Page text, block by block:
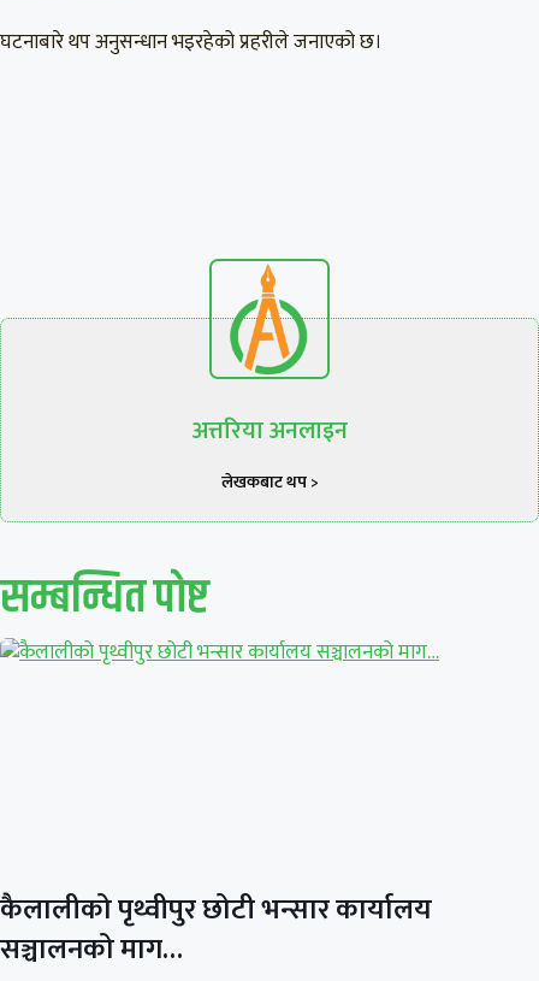
घटनाबारे थप अनुसन्धान भइरहेको प्रहरीले जनाएको छ।
अत्तरिया अनलाइन
लेखकबाट थप >
सम्बन्धित पाेष्ट
कैलालीको पृथ्वीपुर छोटी भन्सार कार्यालय
सञ्चालनको माग…